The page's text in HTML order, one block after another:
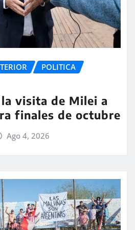
POLITICA
visita de Milei a
finales de octubre
Ago 4, 2026